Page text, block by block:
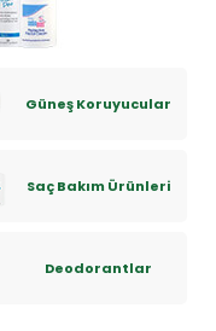
Güneş Koruyucular
Saç Bakım Ürünleri
Deodorantlar